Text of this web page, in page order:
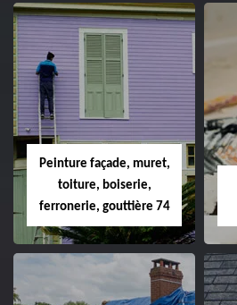
Peinture façade, muret,
toiture, boiserie,
ferronerie, gouttière 74